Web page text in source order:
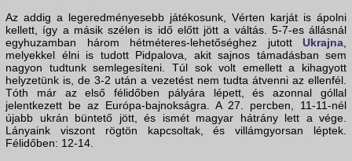
Az addig a legeredményesebb játékosunk, Vérten karját is ápolni
kellett, így a másik szélen is idő előtt jött a váltás. 5-7-es állásnál
egyhuzamban három hétméteres-lehetőséghez jutott Ukrajna,
melyekkel élni is tudott Pidpalova, akit sajnos támadásban sem
nagyon tudtunk semlegesíteni. Túl sok volt emellett a kihagyott
helyzetünk is, de 3-2 után a vezetést nem tudta átvenni az ellenfél.
Tóth már az első félidőben pályára lépett, és azonnal góllal
jelentkezett be az Európa-bajnokságra. A 27. percben, 11-11-nél
újabb ukrán büntető jött, és ismét magyar hátrány lett a vége.
Lányaink viszont rögtön kapcsoltak, és villámgyorsan léptek.
Félidőben: 12-14.